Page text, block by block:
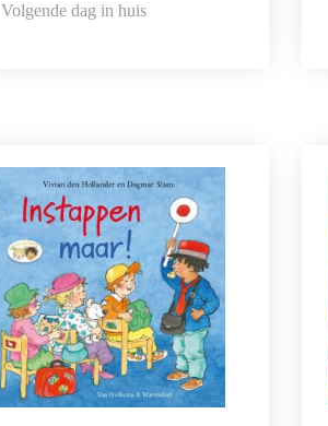
Volgende dag in huis